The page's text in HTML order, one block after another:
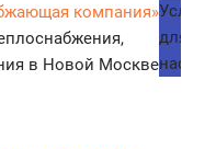
Услуги
для
в Новой Москве и